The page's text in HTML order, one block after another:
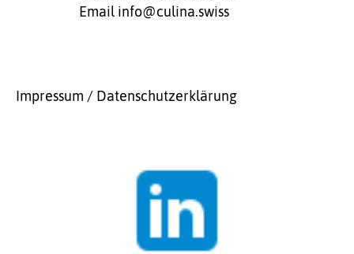
Email info@culina.swiss
Impressum / Datenschutzerklärung